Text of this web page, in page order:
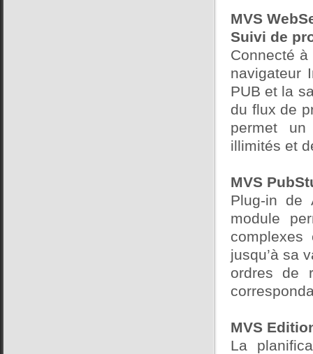
MVS
Suivi de
Connecté
navigateur
PUB et la
du flux de
permet un
illimités et
MVS
Plug-in de
module
jusqu’à sa
ordres de
MVS
La